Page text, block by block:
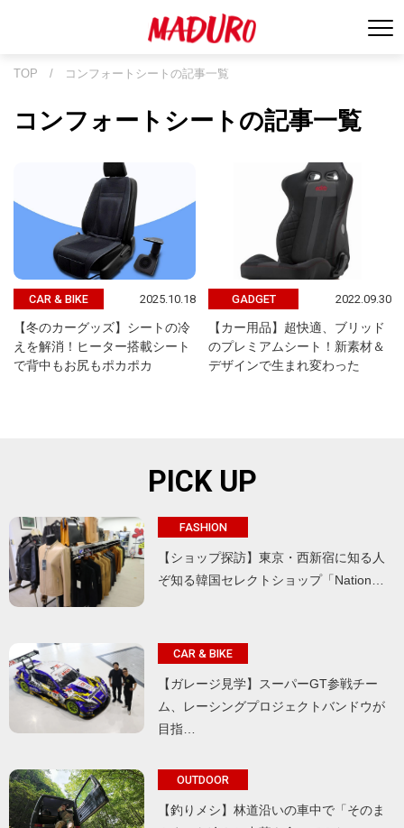
TOP / コンフォートシートの記事一覧
コンフォートシートの記事一覧
CAR & BIKE 2025.10.18
【冬のカーグッズ】シートの冷
えを解消！ヒーター搭載シート
で背中もお尻もポカポカ
GADGET 2022.09.30
【カー用品】超快適、ブリッド
のプレミアムシート！新素材＆
デザインで生まれ変わった
PICK UP
FASHION
【ショップ探訪】東京・西新宿に知る人
ぞ知る韓国セレクトショップ「Nation…
CAR & BIKE
【ガレージ見学】スーパーGT参戦チー
ム、レーシングプロジェクトバンドウが
目指…
OUTDOOR
【釣りメシ】林道沿いの車中で「そのま